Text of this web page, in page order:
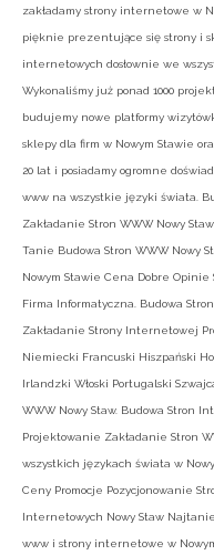
zakładamy strony internetowe w
pięknie prezentujące się strony i
internetowych dosłownie we
Wykonaliśmy już ponad 1000
budujemy nowe platformy
sklepy dla firm w Nowym Stawie
20 lat i posiadamy ogromne
www na wszystkie języki świata.
Zakładanie Stron WWW Nowy
Tanie Budowa Stron WWW Nowy
Nowym Stawie Cena Dobre
Firma Informatyczna. Budowa
Zakładanie Strony Internetowej
Niemiecki Francuski Hiszpański
Irlandzki Włoski Portugalski
WWW Nowy Staw. Budowa Stron
Projektowanie Zakładanie Stron
wszystkich językach świata w
Ceny Promocje Pozycjonowanie
Internetowych Nowy Staw
www i strony internetowe w